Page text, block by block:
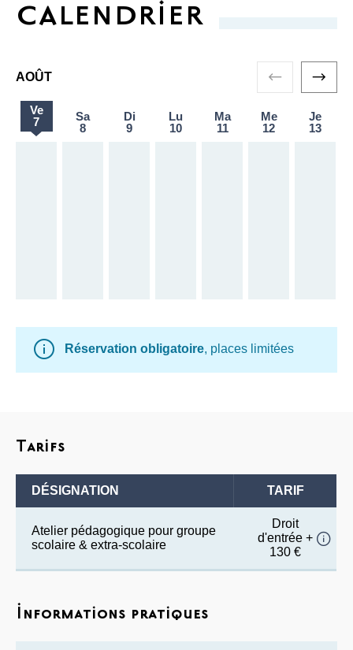
CALENDRIER
AOÛT
Ve
7vendredi 7 août
Sa
8samedi 8 août
Di
9dimanche 9 août
Lu
10lundi 10 août
Ma
11 mardi 11 août
Me
12mercredi 12
Je
13jeudi
Réservation obligatoire, places limitées
Tarifs
DÉSIGNATION TARIF
Atelier pédagogique pour groupe
scolaire & extra-scolaire
Droit
d'entrée +
130 €
Informations pratiques